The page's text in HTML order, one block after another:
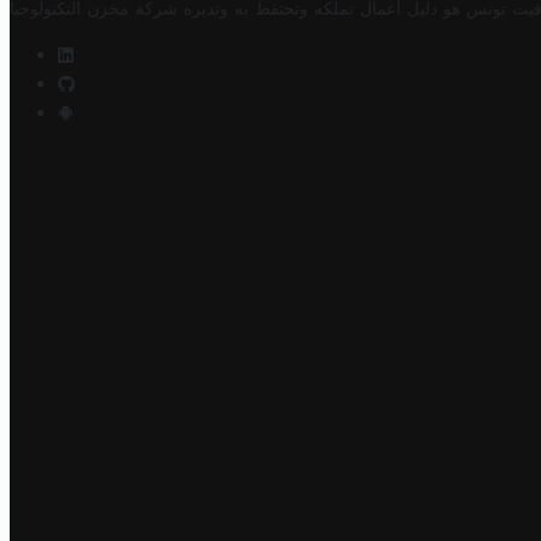
تونس هو دليل أعمال تملكه وتحتفظ به وتديره شركة مخزن التكنولوجيا